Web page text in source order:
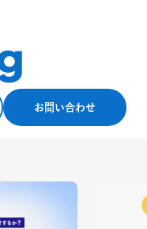
お問い合わせ